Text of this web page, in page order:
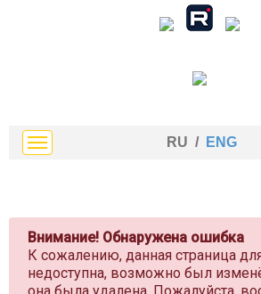
RU / ENG
Внимание! Обнаружена ошибка
К сожалению, данная страница
недоступна, возможно был